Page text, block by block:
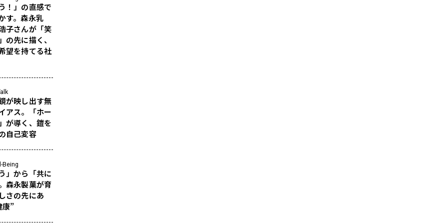
！」の直感で
す。森永乳
子さんが「笑
の先に描く、
望を持てる社
が映し出す無
アス。「ホー
が導く、鎧を
自己変容
Being
」から「共に
森永製菓が育
さの先にあ
康”